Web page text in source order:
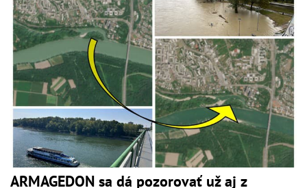
ARMAGEDON sa dá pozorovať už aj z